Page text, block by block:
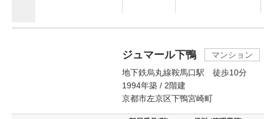
ジュマール下鴨
マンション
地下鉄烏丸線鞍馬口駅 徒歩10分
1994年築 / 2階建
京都市左京区下鴨宮崎町